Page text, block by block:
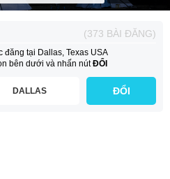
(373 BÀI ĐĂNG)
tại Dallas, Texas USA
bên dưới và nhấn nútĐỔI
DALLAS ĐỔI